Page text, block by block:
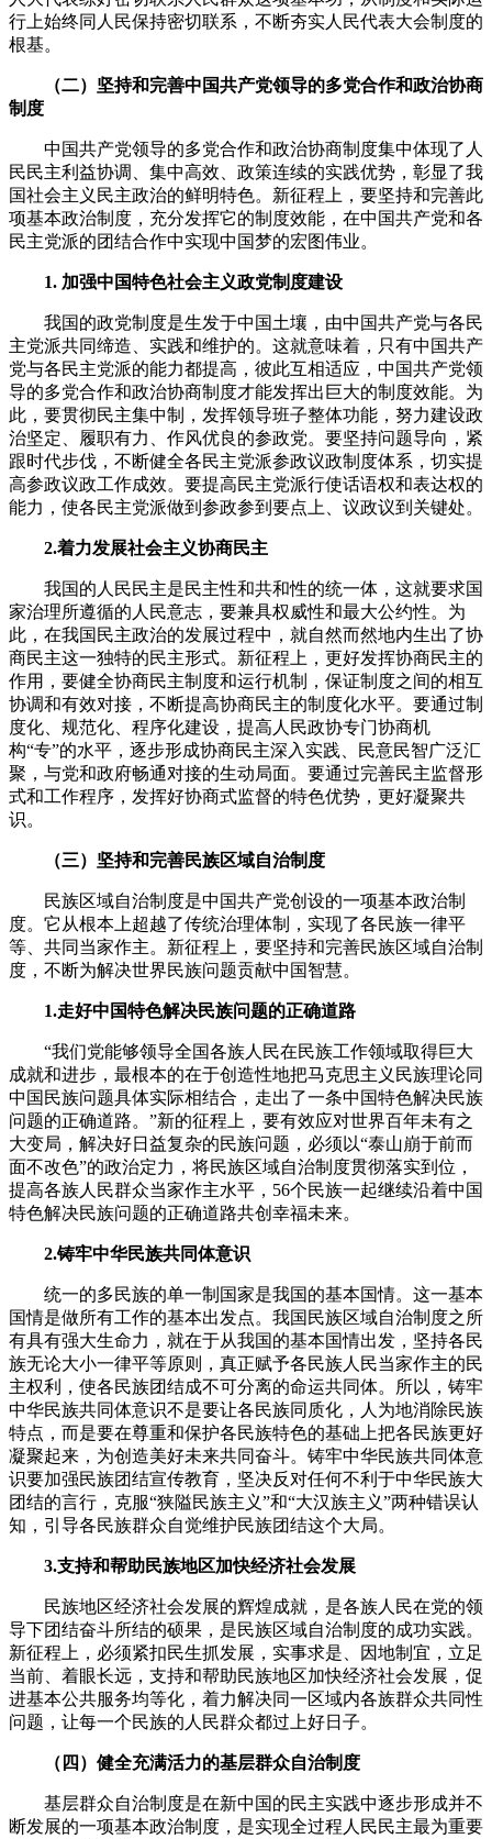
行上始终同人民保持密切联系，不断夯实人民代表大会制度的
根基。
（二）坚持和完善中国共产党领导的多党合作和政治协商
制度
中国共产党领导的多党合作和政治协商制度集中体现了人
民民主利益协调、集中高效、政策连续的实践优势，彰显了我
国社会主义民主政治的鲜明特色。新征程上，要坚持和完善此
项基本政治制度，充分发挥它的制度效能，在中国共产党和各
民主党派的团结合作中实现中国梦的宏图伟业。
1. 加强中国特色社会主义政党制度建设
我国的政党制度是生发于中国土壤，由中国共产党与各民
主党派共同缔造、实践和维护的。这就意味着，只有中国共产
党与各民主党派的能力都提高，彼此互相适应，中国共产党领
导的多党合作和政治协商制度才能发挥出巨大的制度效能。为
此，要贯彻民主集中制，发挥领导班子整体功能，努力建设政
治坚定、履职有力、作风优良的参政党。要坚持问题导向，紧
跟时代步伐，不断健全各民主党派参政议政制度体系，切实提
高参政议政工作成效。要提高民主党派行使话语权和表达权的
能力，使各民主党派做到参政参到要点上、议政议到关键处。
2.着力发展社会主义协商民主
我国的人民民主是民主性和共和性的统一体，这就要求国
家治理所遵循的人民意志，要兼具权威性和最大公约性。为
此，在我国民主政治的发展过程中，就自然而然地内生出了协
商民主这一独特的民主形式。新征程上，更好发挥协商民主的
作用，要健全协商民主制度和运行机制，保证制度之间的相互
协调和有效对接，不断提高协商民主的制度化水平。要通过制
度化、规范化、程序化建设，提高人民政协专门协商机
构“专”的水平，逐步形成协商民主深入实践、民意民智广泛汇
聚，与党和政府畅通对接的生动局面。要通过完善民主监督形
式和工作程序，发挥好协商式监督的特色优势，更好凝聚共
识。
（三）坚持和完善民族区域自治制度
民族区域自治制度是中国共产党创设的一项基本政治制
度。它从根本上超越了传统治理体制，实现了各民族一律平
等、共同当家作主。新征程上，要坚持和完善民族区域自治制
度，不断为解决世界民族问题贡献中国智慧。
1.走好中国特色解决民族问题的正确道路
“我们党能够领导全国各族人民在民族工作领域取得巨大
成就和进步，最根本的在于创造性地把马克思主义民族理论同
中国民族问题具体实际相结合，走出了一条中国特色解决民族
问题的正确道路。”新的征程上，要有效应对世界百年未有之
大变局，解决好日益复杂的民族问题，必须以“泰山崩于前而
面不改色”的政治定力，将民族区域自治制度贯彻落实到位，
提高各族人民群众当家作主水平，56个民族一起继续沿着中国
特色解决民族问题的正确道路共创幸福未来。
2.铸牢中华民族共同体意识
统一的多民族的单一制国家是我国的基本国情。这一基本
国情是做所有工作的基本出发点。我国民族区域自治制度之所
有具有强大生命力，就在于从我国的基本国情出发，坚持各民
族无论大小一律平等原则，真正赋予各民族人民当家作主的民
主权利，使各民族团结成不可分离的命运共同体。所以，铸牢
中华民族共同体意识不是要让各民族同质化，人为地消除民族
特点，而是要在尊重和保护各民族特色的基础上把各民族更好
凝聚起来，为创造美好未来共同奋斗。铸牢中华民族共同体意
识要加强民族团结宣传教育，坚决反对任何不利于中华民族大
团结的言行，克服“狭隘民族主义”和“大汉族主义”两种错误认
知，引导各民族群众自觉维护民族团结这个大局。
3.支持和帮助民族地区加快经济社会发展
民族地区经济社会发展的辉煌成就，是各族人民在党的领
导下团结奋斗所结的硕果，是民族区域自治制度的成功实践。
新征程上，必须紧扣民生抓发展，实事求是、因地制宜，立足
当前、着眼长远，支持和帮助民族地区加快经济社会发展，促
进基本公共服务均等化，着力解决同一区域内各族群众共同性
问题，让每一个民族的人民群众都过上好日子。
（四）健全充满活力的基层群众自治制度
基层群众自治制度是在新中国的民主实践中逐步形成并不
断发展的一项基本政治制度，是实现全过程人民民主最为重要